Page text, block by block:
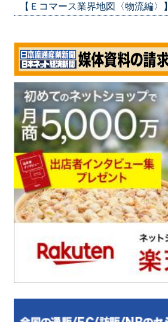
【Ｅコマース業界地図〈物流編〉